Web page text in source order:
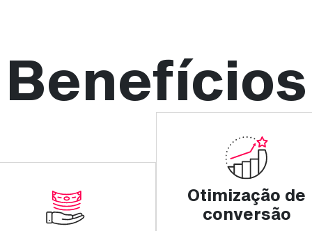
Benefícios
Otimização de
conversão